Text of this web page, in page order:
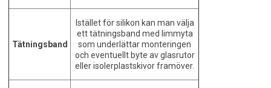
Tätningsband
Istället för silikon kan man välja
ett tätningsband med limmyta
som underlättar monteringen
och eventuellt byte av glasrutor
eller isolerplastskivor framöver.